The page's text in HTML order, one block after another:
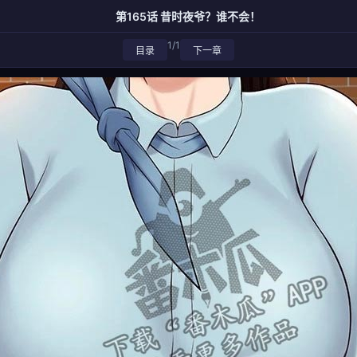
第165话 昔时夜爷？谁不会！
目录 1/1 下一章